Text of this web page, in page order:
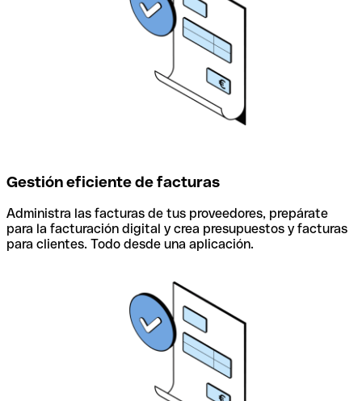
Gestión eficiente de facturas
Administra las facturas de tus proveedores, prepárate
para la facturación digital y crea presupuestos y facturas
para clientes. Todo desde una aplicación.